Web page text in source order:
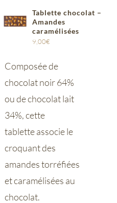
Tablette chocolat –
Amandes
caramélisées
9,00€
Composée de
chocolat noir 64%
ou de chocolat lait
34%, cette
tablette associe le
croquant des
amandes torréfiées
et caramélisées au
chocolat.